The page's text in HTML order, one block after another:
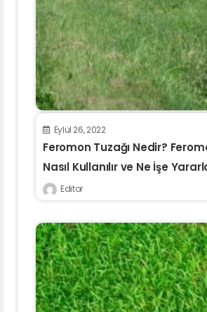
Eylül 26, 2022
Feromon Tuzağı Nedir?
Nasıl Kullanılır ve Ne İşe
Editor